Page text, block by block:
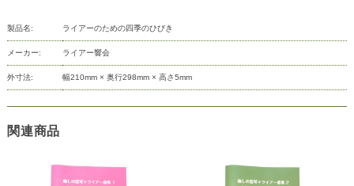
製品名: ライアーのための四季のひびき
メーカー: ライアー響会
外寸法: 幅210mm × 奥行298mm × 高さ5mm
関連商品